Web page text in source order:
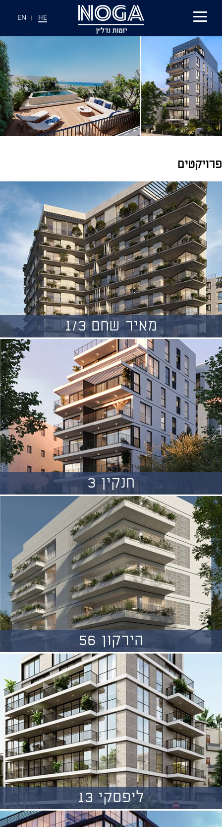
EN | HE
מאיר שחם 1/3
חנקין 3
הירקון 56
ליפסקי 13